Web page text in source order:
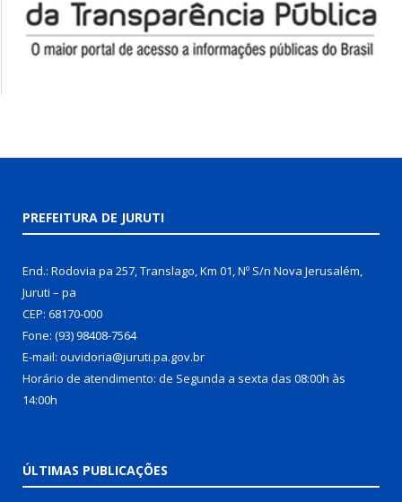
PREFEITURA DE JURUTI
End.: Rodovia pa 257, Translago, Km 01, Nº S/n Nova Jerusalém,
Juruti – pa
CEP: 68170-000
Fone: (93) 98408-7564
E-mail: ouvidoria@juruti.pa.gov.br
Horário de atendimento: de Segunda a sexta das 08:00h às
14:00h
ÚLTIMAS PUBLICAÇÕES